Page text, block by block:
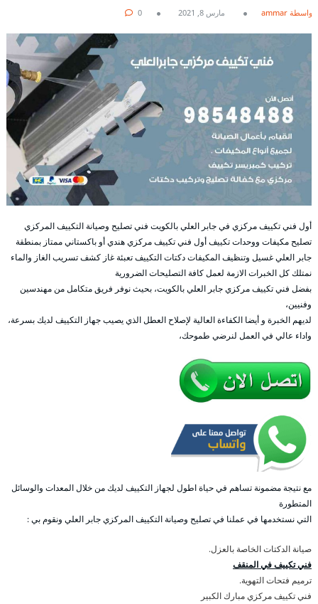
بواسطة ammar مارس 8, 2021 0
أول فني تكييف مركزي في جابر العلي بالكويت فني تصليح وصيانة التكييف المركزي
تصليح مكيفات ووحدات تكييف أول فني تكييف مركزي هندي أو باكستاني ممتاز بمنطقة
جابر العلي غسيل وتنظيف المكيفات دكتات التكييف تعبئة غاز كشف تسريب الغاز والماء
نمتلك كل الخبرات الازمة لعمل كافة التصليحات الضرورية
بفضل فني تكييف مركزي جابر العلي بالكويت، بحيث نوفر فريق متكامل من مهندسين
وفنيين،
لديهم الخبرة و أيضا الكفاءة العالية لإصلاح العطل الذي يصيب جهاز التكييف لديك بسرعة،
واداء عالي في العمل لنرضي طموحك،
مع نتيجة مضمونة تساهم في حياة اطول لجهاز التكييف لديك من خلال المعدات والوسائل
المتطورة
التي نستخدمها في عملنا في تصليح وصيانة التكييف المركزي جابر العلي ونقوم بي :
صيانة الدكتات الخاصة بالعزل.
فني تكييف في المنقف
ترميم فتحات التهوية.
فني تكييف مركزي مبارك الكبير